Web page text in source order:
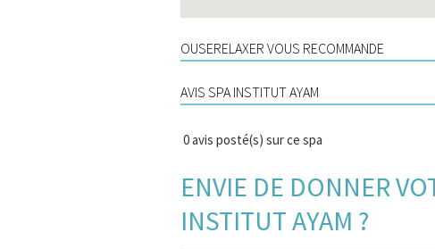
OUSERELAXER VOUS RECOMMANDE
AVIS SPA INSTITUT AYAM
0avis posté(s) sur ce spa
ENVIE DE DONNER
INSTITUT AYAM ?